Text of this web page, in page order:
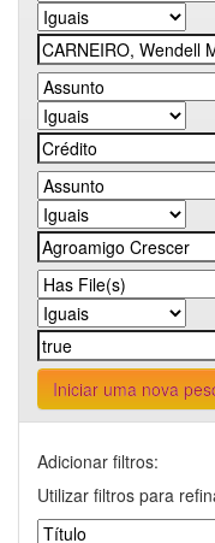
Iniciar uma nova
Adicionar filtros:
Utilizar filtros para